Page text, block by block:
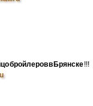
бройлеров в Брянске!!!